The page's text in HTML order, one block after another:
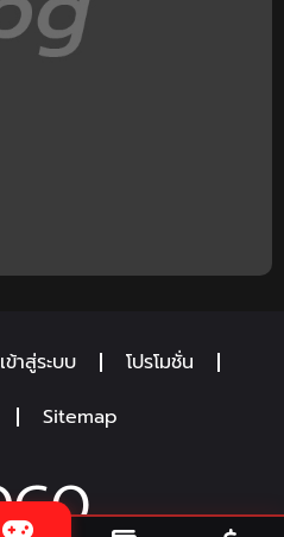
เข้าสู่ระบบ
โปรโมชั่น
Sitemap